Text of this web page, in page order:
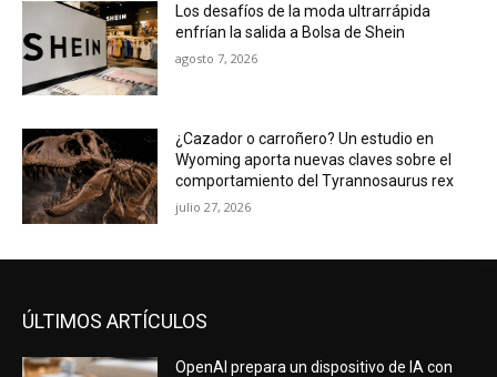
Los desafíos de la moda ultrarrápida
enfrían la salida a Bolsa de Shein
agosto 7, 2026
¿Cazador o carroñero? Un estudio en
Wyoming aporta nuevas claves sobre el
comportamiento del Tyrannosaurus rex
julio 27, 2026
ÚLTIMOS ARTÍCULOS
OpenAI prepara un dispositivo de IA con